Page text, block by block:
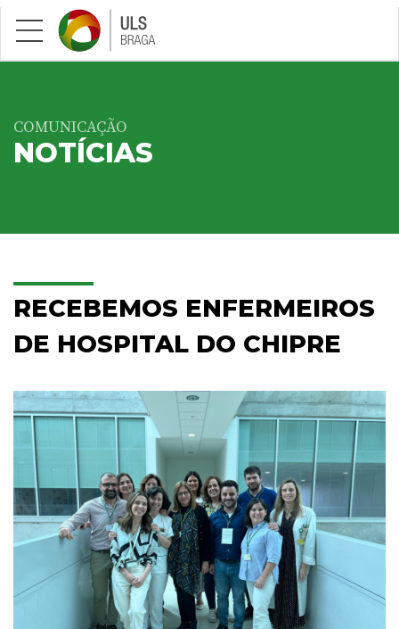
Saltar para conteúdo principal
COMUNICAÇÃO
NOTÍCIAS
RECEBEMOS ENFERMEIROS
DE HOSPITAL DO CHIPRE